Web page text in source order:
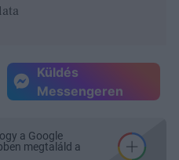
Küldés
Messengeren
a Google
megtaláld a